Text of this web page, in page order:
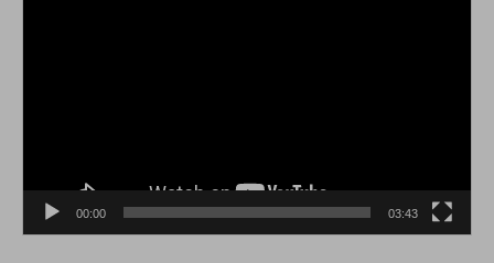
00:00 03:43